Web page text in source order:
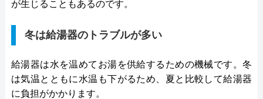
が生じることもあるのです。
冬は給湯器のトラブルが多い
給湯器は水を温めてお湯を供給するための機械です。冬
は気温とともに水温も下がるため、夏と比較して給湯器
に負担がかかります。